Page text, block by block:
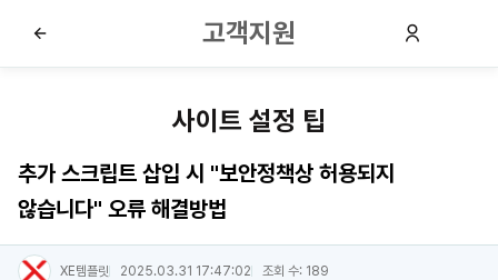
고객지원
사이트 설정 팁
추가 스크립트 삽입 시 "보안정책상 허용되지
않습니다" 오류 해결방법
XE템플릿 2025.03.31 17:47:02 조회 수: 189